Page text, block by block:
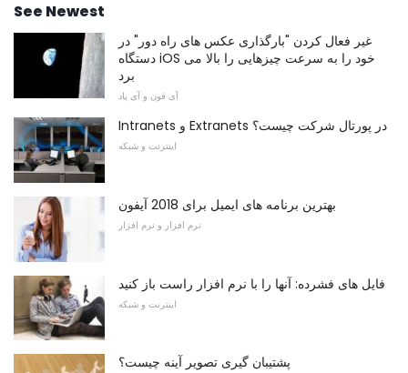
See Newest
غیر فعال کردن "بارگذاری عکس های راه دور" در
دستگاه iOS خود را به سرعت چیزهایی را بالا می
برد
آی فون و آی پاد
Intranets و Extranets در پورتال شرکت چیست؟
اینترنت و شبکه
بهترین برنامه های ایمیل برای 2018 آیفون
نرم افزار و نرم افزار
فایل های فشرده: آنها را با نرم افزار راست باز کنید
اینترنت و شبکه
پشتیبان گیری تصویر آینه چیست؟